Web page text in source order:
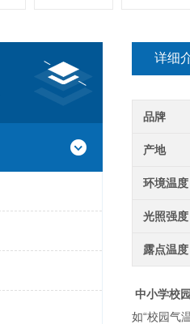
详细
品牌
产地
环境温度
光照强度
露点温度
中小学校
如“校园气